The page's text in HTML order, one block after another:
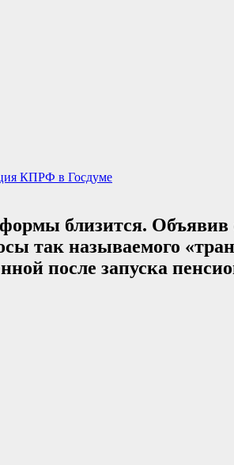
КПРФ в Госдуме
близится.
так называемого
после запуска